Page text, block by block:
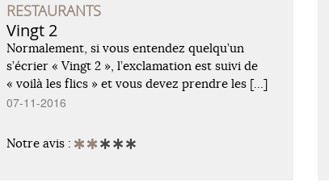
RESTAURANTS
Vingt 2
Normalement, si vous entendez quelqu’un
s’écrier « Vingt 2 », l’exclamation est suivi de
« voilà les flics » et vous devez prendre les […]
07-11-2016
Notre avis :